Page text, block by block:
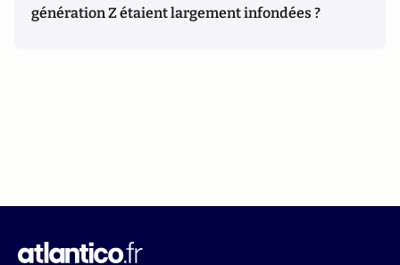
génération Z étaient largement infondées ?